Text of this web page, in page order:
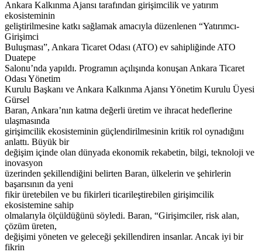
Ankara Kalkınma Ajansı tarafından girişimcilik ve yatırım
ekosisteminin
geliştirilmesine katkı sağlamak amacıyla düzenlenen “Yatırımcı-
Girişimci
Buluşması”, Ankara Ticaret Odası (ATO) ev sahipliğinde ATO
Duatepe
Salonu’nda yapıldı. Programın açılışında konuşan Ankara Ticaret
Odası Yönetim
Kurulu Başkanı ve Ankara Kalkınma Ajansı Yönetim Kurulu Üyesi
Gürsel
Baran, Ankara’nın katma değerli üretim ve ihracat hedeflerine
ulaşmasında
girişimcilik ekosisteminin güçlendirilmesinin kritik rol oynadığını
anlattı. Büyük bir
değişim içinde olan dünyada ekonomik rekabetin, bilgi, teknoloji ve
inovasyon
üzerinden şekillendiğini belirten Baran, ülkelerin ve şehirlerin
başarısının da yeni
fikir üretebilen ve bu fikirleri ticarileştirebilen girişimcilik
ekosistemine sahip
olmalarıyla ölçüldüğünü söyledi. Baran, “Girişimciler, risk alan,
çözüm üreten,
değişimi yöneten ve geleceği şekillendiren insanlar. Ancak iyi bir
fikrin